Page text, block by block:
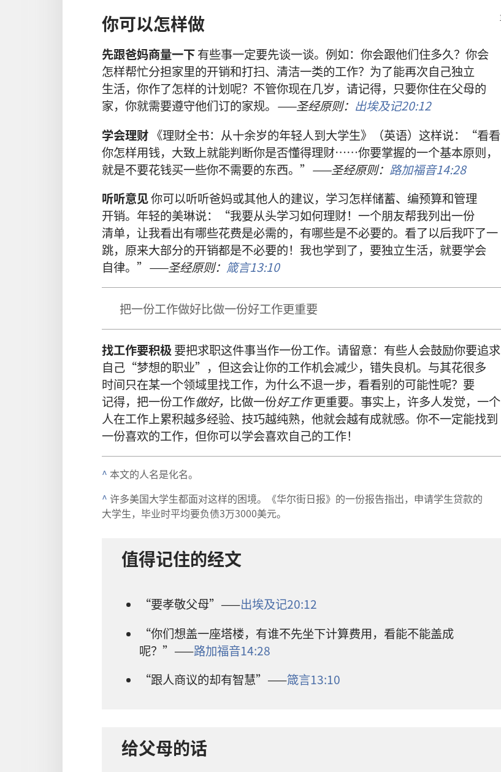
你可以怎样做
先跟爸妈商量一下有些事一定要先谈一谈。 例如： 你会跟他们住多久？ 你会
怎样帮忙分担家里的开销和打扫、 清洁一类的工作？ 为了能再次自己独立
生活， 你作了怎样的计划呢？ 不管你现在几岁， 请记得， 只要你住在父母的
家， 你就需要遵守他们订的家规。 ——圣经原则： 出埃及记20:12
学会理财 《理财全书： 从十余岁的年轻人到大学生》（英语） 这样说：“看看
你怎样用钱， 大致上就能判断你是否懂得理财……你要掌握的一个基本原则，
就是不要花钱买一些你不需要的东西。” ——圣经原则： 路加福音14:28
听听意见你可以听听爸妈或其他人的建议， 学习怎样储蓄、 编预算和管理
开销。 年轻的美琳说：“我要从头学习如何理财！ 一个朋友帮我列出一份
清单， 让我看出有哪些花费是必需的， 有哪些是不必要的。 看了以后我吓了一
跳， 原来大部分的开销都是不必要的！ 我也学到了， 要独立生活， 就要学会
自律。” ——圣经原则： 箴言13:10
把一份工作做好比做一份好工作更重要
找工作要积极要把求职这件事当作一份工作。 请留意： 有些人会鼓励你要追求
自己 “梦想的职业”， 但这会让你的工作机会减少， 错失良机。 与其花很多
时间只在某一个领域里找工作， 为什么不退一步， 看看别的可能性呢？ 要
记得， 把一份工作做好， 比做一份好工作更重要。 事实上， 许多人发觉， 一个
人在工作上累积越多经验、 技巧越纯熟， 他就会越有成就感。 你不一定能找到
一份喜欢的工作， 但你可以学会喜欢自己的工作！
^ 本文的人名是化名。
^ 许多美国大学生都面对这样的困境。《华尔街日报》 的一份报告指出， 申请学生贷款的
大学生， 毕业时平均要负债3万3000美元。
值得记住的经文
“要孝敬父母”——出埃及记20:12
“你们想盖一座塔楼， 有谁不先坐下计算费用， 看能不能盖成
呢？”——路加福音14:28
“跟人商议的却有智慧”——箴言13:10
给父母的话